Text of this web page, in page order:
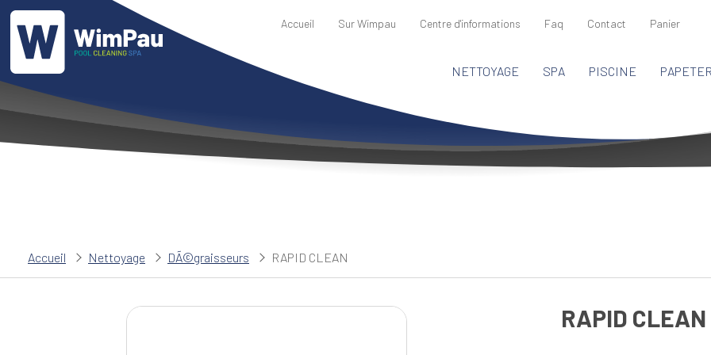
Accueil Sur Wimpau Centre d'informations Faq Contact Panier
NETTOYAGE SPA PISCINE
Accueil Nettoyage DÃ©graisseurs RAPID CLEAN
RAPID CLEAN